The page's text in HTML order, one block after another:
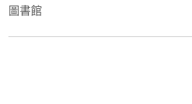
圖書館